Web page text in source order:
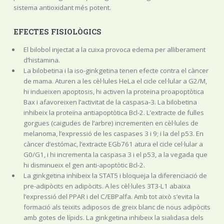
sistema antioxidant més potent.
EFECTES FISIOLÒGICS
El bilobol injectat a la cuixa provoca edema per alliberament
d’histamina.
La bilobetina i la iso-ginkgetina tenen efecte contra el càncer
de mama. Aturen a les cèl·lules HeLa el cicle cel·lular a G2/M,
hi indueixen apoptosis, hi activen la proteïna proapoptòtica
Bax i afavoreixen l’activitat de la caspasa-3. La bilobetina
inhibeix la proteïna antiapoptòtica Bcl-2. L’extracte de fulles
gorgues (caigudes de l’arbre) incrementen en cèl·lules de
melanoma, l’expressió de les caspases 3 i 9; i la del p53. En
càncer d’estómac, l’extracte EGb761 atura el cicle cel·lular a
G0/G1, i hi incrementa la caspasa 3 i el p53, a la vegada que
hi disminueix el gen anti-apoptòtic Bcl-2.
La ginkgetina inhibeix la STAT5 i bloqueja la diferenciació de
pre-adipòcits en adipòcits. A les cèl·lules 3T3-L1 abaixa
l’expressió del PPAR i del C/EBPalfa. Amb tot això s’evita la
formació als teixits adiposos de greix blanc de nous adipòcits
amb gotes de lípids. La ginkgetina inhibeix la sialidasa dels